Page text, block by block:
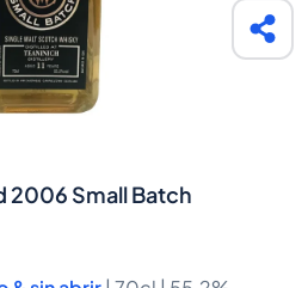
2006 Small Batch